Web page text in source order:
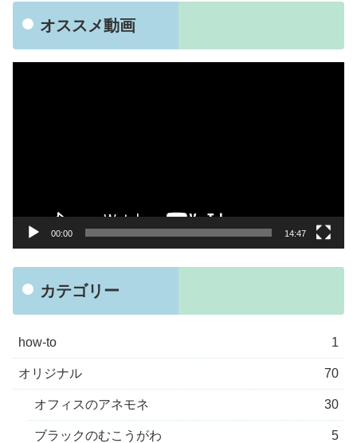
オススメ動画
00:00 14:47
カテゴリー
how-to 1
オリジナル 70
オフィスのアネモネ 30
ブラックのむこうがわ 5